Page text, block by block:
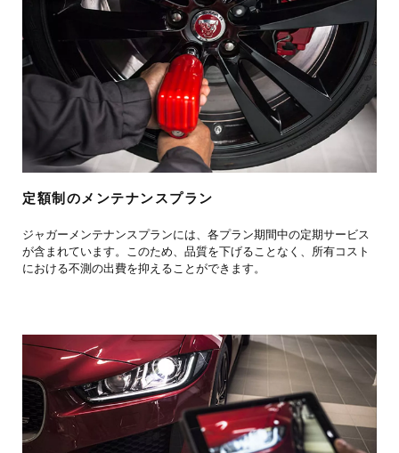
定額制のメンテナンスプラン
ジャガーメンテナンスプランには、各プラン期間中の定期サービス
が含まれています。このため、品質を下げることなく、所有コスト
における不測の出費を抑えることができます。